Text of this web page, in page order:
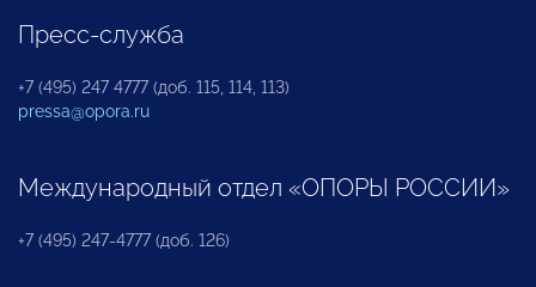
Пресс-служба
+7 (495) 247 4777 (доб. 115, 114, 113)
pressa@opora.ru
Международный отдел «ОПОРЫ РОССИИ»
+7 (495) 247-4777 (доб. 126)